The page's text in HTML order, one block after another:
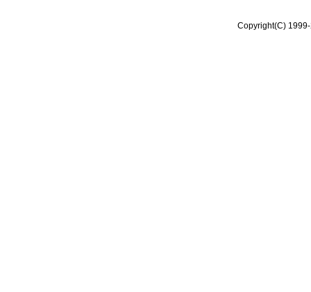
Copyright(C)